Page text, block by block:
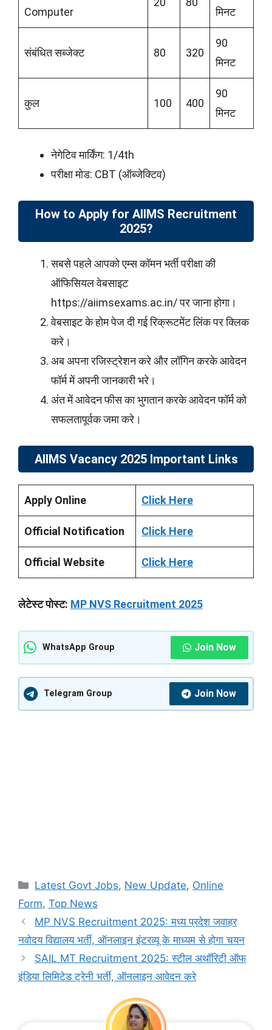
Computer मिनट
संबंधित सब्जेक्ट 80 320
90
मिनट
कुल 100 400
90
मिनट
नेगेटिव मार्किंग: 1/4th
परीक्षा मोड: CBT (ऑब्जेक्टिव)
How to Apply for AIIMS Recruitment
2025?
सबसे पहले आपको एम्स कॉमन भर्ती परीक्षा की
ऑफिसियल वेबसाइट
https://aiimsexams.ac.in/ पर जाना होगा।
वेबसाइट के होम पेज दी गई रिक्रूटमेंट लिंक पर क्लिक
करे।
अब अपना रजिस्ट्रेशन करे और लॉगिन करके आवेदन
फॉर्म में अपनी जानकारी भरे।
अंत में आवेदन फीस का भुगतान करके आवेदन फॉर्म को
सफलतापूर्वक जमा करे।
AIIMS Vacancy 2025 Important Links
Apply Online Click Here
Official Notification Click Here
Official Website Click Here
लेटेस्ट पोस्ट: MP NVS Recruitment 2025
WhatsApp Group Join Now
Telegram Group Join Now
Categories
Latest Govt Jobs, New Update, Online
Form, Top News
MP NVS Recruitment 2025: मध्य प्रदेश जवाहर
नवोदय विद्यालय भर्ती, ऑनलाइन इंटरव्यू के माध्यम से होगा चयन
SAIL MT Recruitment 2025: स्टील अथॉरिटी ऑफ
इंडिया लिमिटेड ट्रेनी भर्ती, ऑनलाइन आवेदन करे